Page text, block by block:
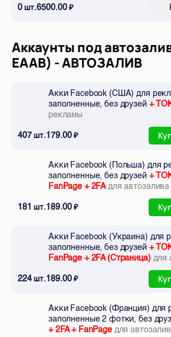
0шт.6500.00₽
Аккаунты под
EAAB) - АВТОЗАЛИВ
Акки Facebook (США) для
заполненные, без друзей+
рекламы
407шт.179.00₽
Акки Facebook (Польша) для
заполненные, без друзей+
FanPage + 2FAдля автозалива
181 шт.189.00₽
Акки Facebook (Украина) для
заполненные, без друзей+
FanPage + 2FA (Страница)для
224шт.189.00₽
Акки Facebook (Франция) для
заполненные 2 фотки, без
+ 2FA + FanPageдля